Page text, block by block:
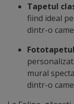
Tapetul
fiind ideal
dintr-o
Fototapetul
mural
dintr-o